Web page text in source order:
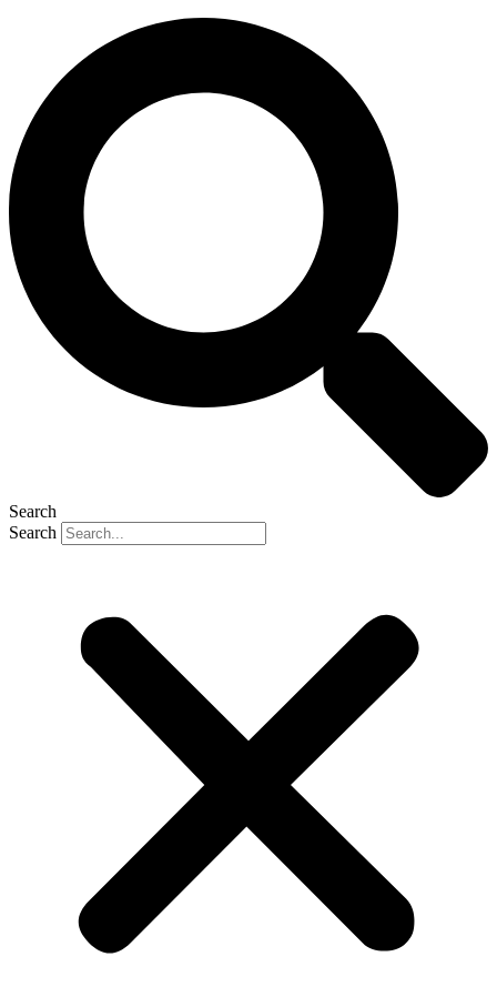
Search
Search